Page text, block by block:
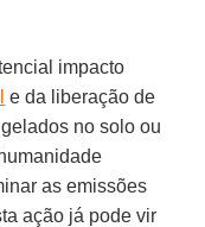
impacto
e da liberação de
no solo ou
as emissões
ação já pode vir